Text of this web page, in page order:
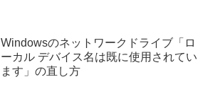
Windowsのネットワークドライブ「ロ
ーカル デバイス名は既に使用されてい
ます」の直し方